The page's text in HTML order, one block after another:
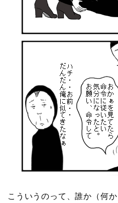
こういうのって、誰か（何